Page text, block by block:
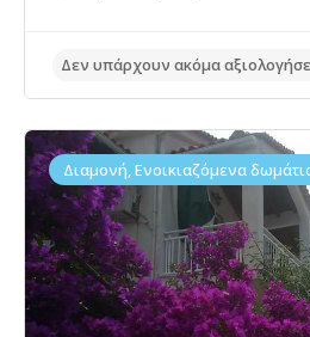
Δεν υπάρχουν ακόμα
Διαμονή, Ενοικιαζόμενα